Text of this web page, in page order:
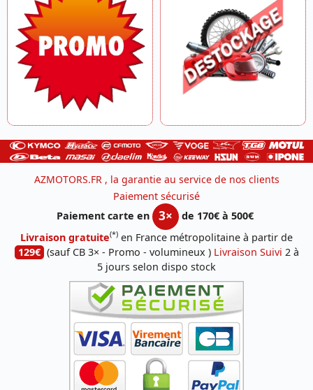
AZMOTORS.FR , la garantie au service de nos clients
Paiement sécurisé
Paiement carte en
3×
de 170€ à 500€
Livraison gratuite(*) en France métropolitaine à partir de
129€ (sauf CB 3× - Promo - volumineux ) Livraison Suivi 2 à
5 jours selon dispo stock